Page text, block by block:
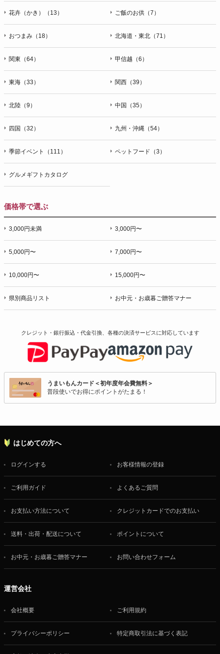
花卉（かき）（13） ご飯のお供（7）
おつまみ（18） 北海道・東北（71）
関東（64） 甲信越（6）
東海（33） 関西（39）
北陸（9） 中国（35）
四国（32） 九州・沖縄（54）
季節イベント（111） ペットフード（3）
グルメギフトカタログ
価格帯で選ぶ
3,000円未満 3,000円〜
5,000円〜 7,000円〜
10,000円〜 15,000円〜
県別商品リスト お中元・お歳暮ご贈答マナー
クレジット・銀行振込・代金引換、各種の決済サービスに対応しています
うまいもんカード＜初年度年会費無料＞
普段使いでお得にポイントがたまる！
はじめての方へ
ログインする お客様情報の登録
ご利用ガイド よくあるご質問
お支払い方法について クレジットカードでのお支払い
送料・出荷・配送について ポイントについて
お中元・お歳暮ご贈答マナー お問い合わせフォーム
運営会社
会社概要 ご利用規約
プライバシーポリシー 特定商取引法に基づく表記